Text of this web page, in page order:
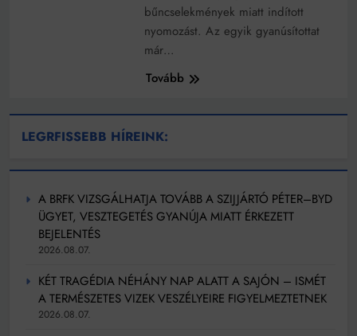
bűncselekmények miatt indított
nyomozást. Az egyik gyanúsítottat
már…
Tovább
LEGRFISSEBB HÍREINK:
A BRFK VIZSGÁLHATJA TOVÁBB A SZIJJÁRTÓ PÉTER–BYD
ÜGYET, VESZTEGETÉS GYANÚJA MIATT ÉRKEZETT
BEJELENTÉS
2026.08.07.
KÉT TRAGÉDIA NÉHÁNY NAP ALATT A SAJÓN – ISMÉT
A TERMÉSZETES VIZEK VESZÉLYEIRE FIGYELMEZTETNEK
2026.08.07.